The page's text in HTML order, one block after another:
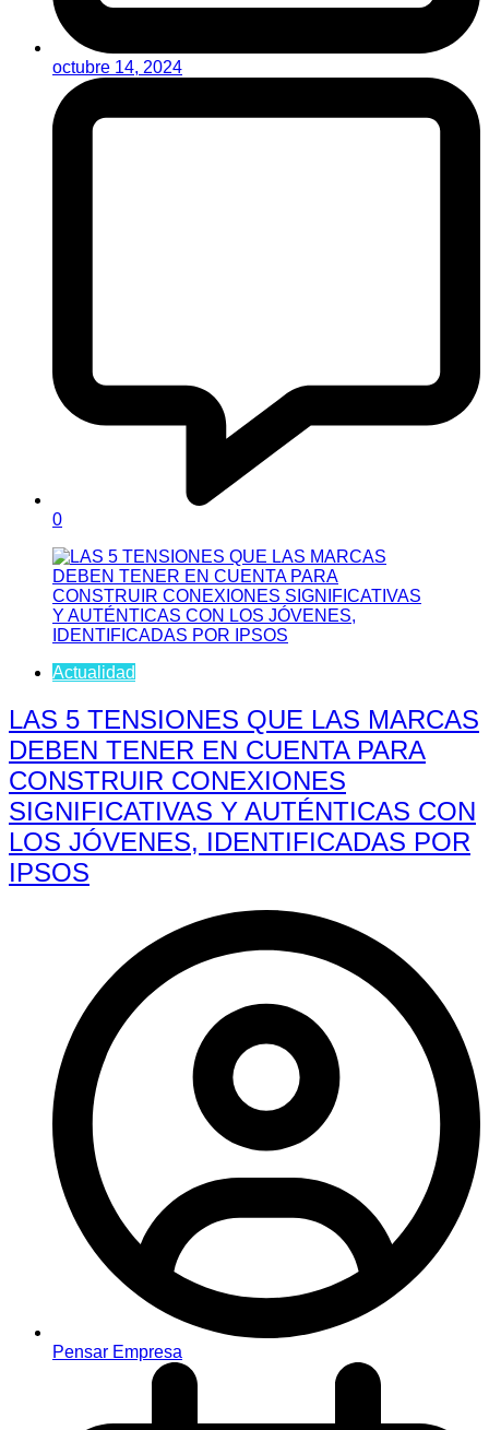
octubre 14, 2024
0
Actualidad
LAS 5 TENSIONES QUE LAS MARCAS
DEBEN TENER EN CUENTA PARA
CONSTRUIR CONEXIONES
SIGNIFICATIVAS Y AUTÉNTICAS CON
LOS JÓVENES, IDENTIFICADAS POR
IPSOS
Pensar Empresa